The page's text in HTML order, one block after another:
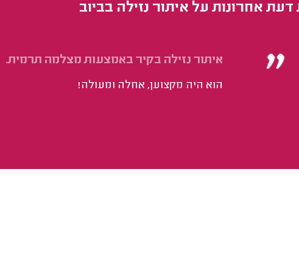
דעת אחרונות על איתור נזילה בביוב
איתור נזילה בקיר באמצעות מצלמה תרמית.
הוא היה מקצוען, אחלה ומעולה!